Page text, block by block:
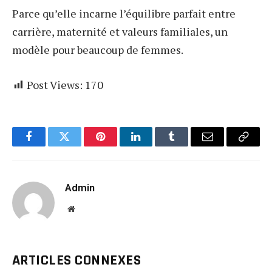
Parce qu’elle incarne l’équilibre parfait entre
carrière, maternité et valeurs familiales, un
modèle pour beaucoup de femmes.
Post Views: 170
FacebookTwitter PinterestLinkedInTumblr Email
Copy
Admin
Website
ARTICLES CONNEXES